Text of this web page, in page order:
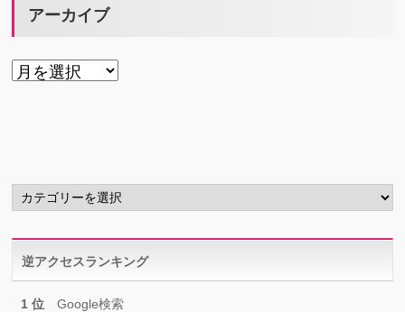
アーカイブ
ア
カ
テ
リ
ー逆アクセスランキング
1 位 Google検索